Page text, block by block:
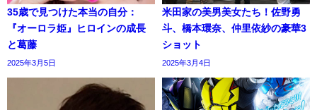
35歳で見つけた本当の自分：
『オーロラ姫』ヒロインの成長
と葛藤
2025年3月5日
米田家の美男美女たち！佐野勇
斗、橋本環奈、仲里依紗の豪華3
ショット
2025年3月4日